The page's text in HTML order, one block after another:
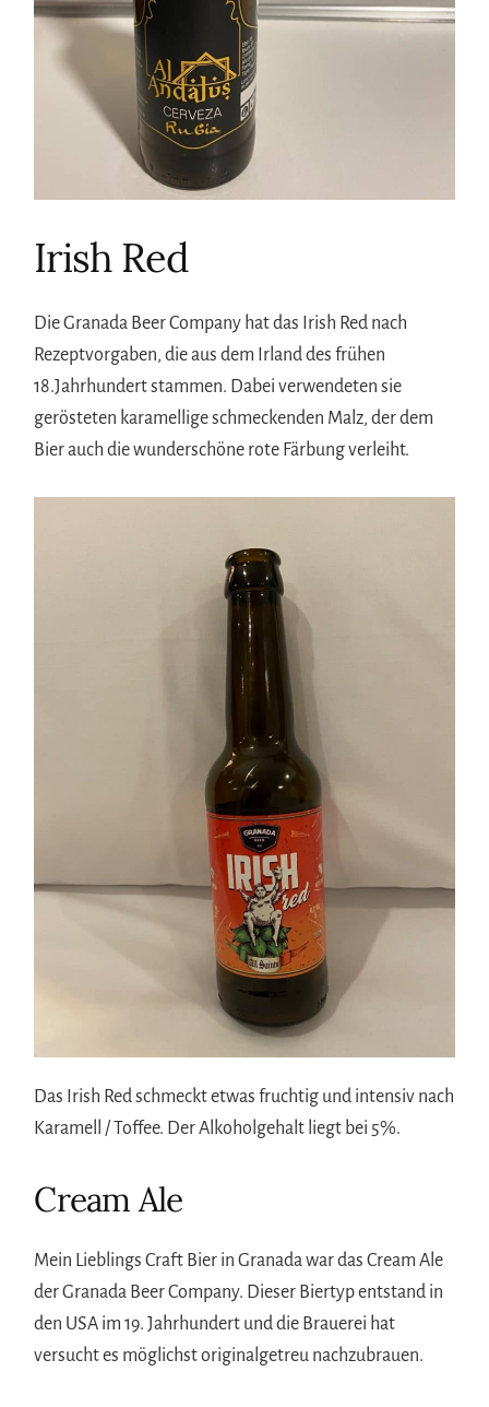
Irish Red
Die Granada Beer Company hat das Irish Red nach
Rezeptvorgaben, die aus dem Irland des frühen
18.Jahrhundert stammen. Dabei verwendeten sie
gerösteten karamellige schmeckenden Malz, der dem
Bier auch die wunderschöne rote Färbung verleiht.
Das Irish Red schmeckt etwas fruchtig und intensiv nach
Karamell / Toffee. Der Alkoholgehalt liegt bei 5%.
Cream Ale
Mein Lieblings Craft Bier in Granada war das Cream Ale
der Granada Beer Company. Dieser Biertyp entstand in
den USA im 19. Jahrhundert und die Brauerei hat
versucht es möglichst originalgetreu nachzubrauen.